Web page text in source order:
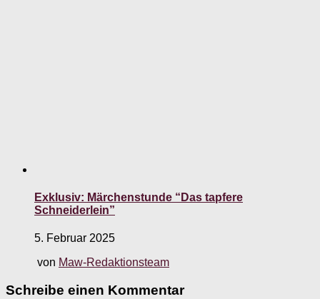
Exklusiv: Märchenstunde “Das tapfere
Schneiderlein”
5. Februar 2025
von Maw-Redaktionsteam
Schreibe einen Kommentar